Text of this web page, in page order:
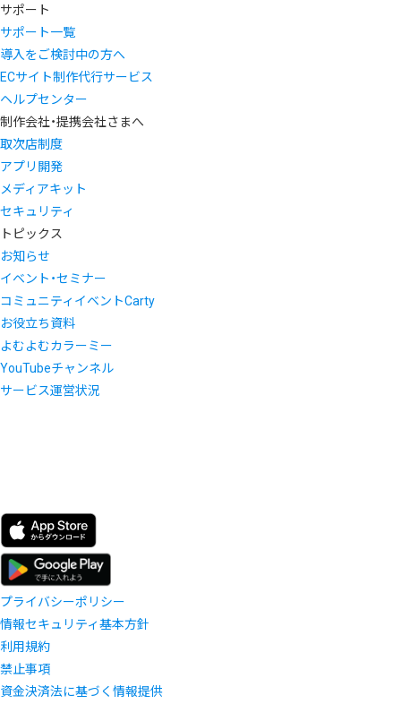
サポート
サポート一覧
導入をご検討中の方へ
ECサイト制作代行サービス
ヘルプセンター
制作会社・提携会社さまへ
取次店制度
アプリ開発
メディアキット
セキュリティ
トピックス
お知らせ
イベント・セミナー
コミュニティイベントCarty
お役立ち資料
よむよむカラーミー
YouTubeチャンネル
サービス運営状況
プライバシーポリシー
情報セキュリティ基本方針
利用規約
禁止事項
資金決済法に基づく情報提供